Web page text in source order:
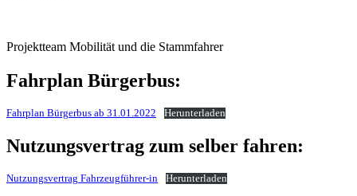
Projektteam Mobilität und die Stammfahrer
Fahrplan Bürgerbus:
Fahrplan Bürgerbus ab 31.01.2022 Herunterladen
Nutzungsvertrag zum selber fahren:
Nutzungsvertrag Fahrzeugführer-in Herunterladen